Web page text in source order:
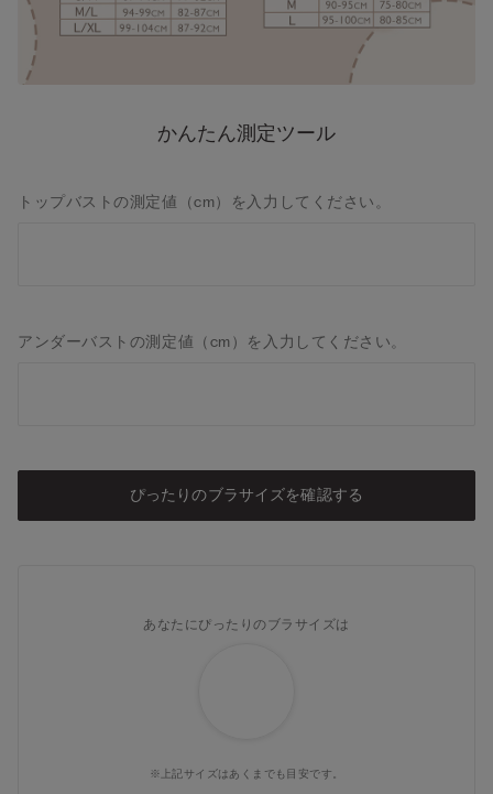
かんたん測定ツール
トップバストの測定値（cm）を入力してください。
アンダーバストの測定値（cm）を入力してください。
ぴったりのブラサイズを確認する
あなたにぴったりのブラサイズは
※上記サイズはあくまでも目安です。